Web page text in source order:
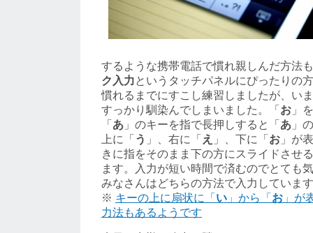
するような携帯電話で慣れ親しんだ方法
ク入力というタッチパネルにぴったりの
慣れるまでにすこし練習しましたが、い
すっかり馴染んでしまいました。「 お 」
「 あ 」のキーを指で長押しすると「 あ 」
上に「 う 」、右に「 え 」、下に「 お 」が
きに指をそのまま下の方にスライドさせ
ます。入力が短い時間で済むのでとても
みなさんはどちらの方法で入力していま
※ キーの上に扇状に「 い 」から「 お 」が
力法もあるようです